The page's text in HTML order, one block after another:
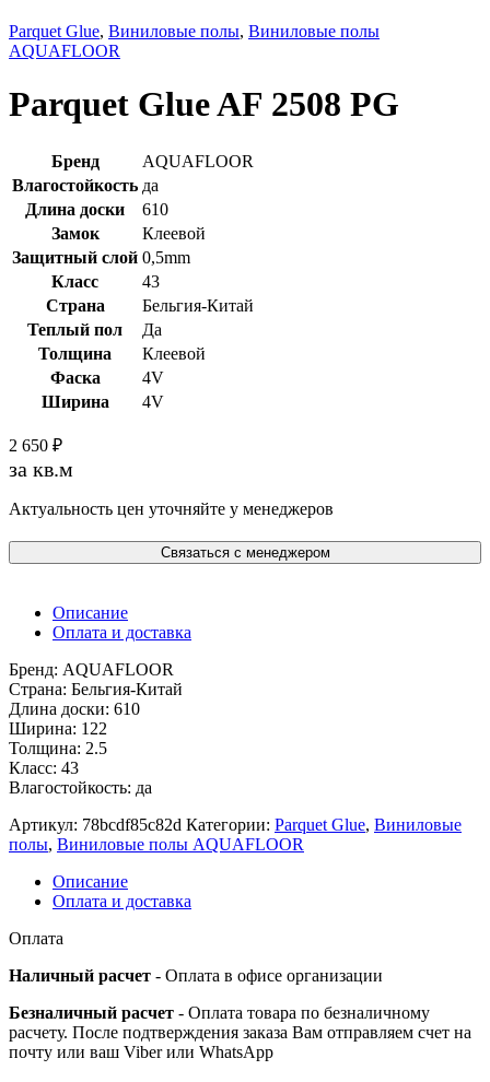
Parquet Glue, Виниловые полы, Виниловые полы
AQUAFLOOR
Parquet Glue AF 2508 PG
Бренд
AQUAFLOOR
Влагостойкость да
Длина доски
610
Замок
Клеевой
Защитный слой 0,5mm
Класс
43
Страна
Бельгия-Китай
Теплый пол
Да
Толщина
Клеевой
Фаска
4V
Ширина
4V
2 650 ₽
за кв.м
Актуальность цен уточняйте у менеджеров
Связаться с менеджером
Описание
Оплата и доставка
Бренд: AQUAFLOOR
Страна: Бельгия-Китай
Длина доски: 610
Ширина: 122
Толщина: 2.5
Класс: 43
Влагостойкость: да
Артикул: 78bcdf85c82d Категории: Parquet Glue, Виниловые
полы, Виниловые полы AQUAFLOOR
Описание
Оплата и доставка
Оплата
Наличный расчет - Оплата в офисе организации
Безналичный расчет - Оплата товара по безналичному
расчету. После подтверждения заказа Вам отправляем счет на
почту или ваш Viber или WhatsApp